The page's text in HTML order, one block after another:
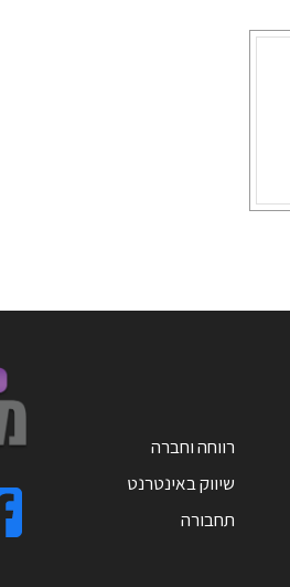
רווחה וחברה
שיווק באינטרנט
תחבורה